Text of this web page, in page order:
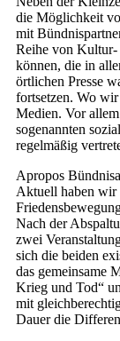
die Möglichkeit
mit
Reihe von Kultur-
können, die in
örtlichen Presse
fortsetzen. Wo
Medien. Vor
sogenannten
regelmäßig
Apropos
Aktuell haben wir
Nach der
zwei
sich die beiden
das gemeinsame
Krieg und Tod“
mit
Dauer die